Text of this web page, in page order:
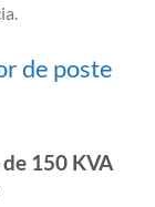
de poste
150 KVA